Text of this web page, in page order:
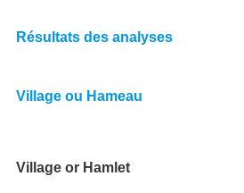
Résultats des analyses
Village ou Hameau
Village or Hamlet